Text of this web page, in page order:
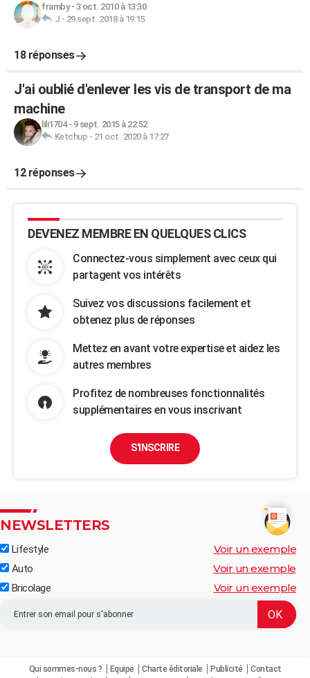
framby- 3 oct. 2010 à 13:30
J - 29 sept. 2018 à 19:15
18 réponses
J'ai oublié d'enlever les vis de transport de ma
machine
lili1704- 9 sept. 2015 à 22:52
Ketchup - 21 oct. 2020 à 17:27
12 réponses
DEVENEZ MEMBRE EN QUELQUES CLICS
Connectez-vous simplement avec ceux qui
partagent vos intérêts
Suivez vos discussions facilement et
obtenez plus de réponses
Mettez en avant votre expertise et aidez les
autres membres
Profitez de nombreuses fonctionnalités
supplémentaires en vous inscrivant
S'INSCRIRE
NEWSLETTERS
Lifestyle Voir un exemple
Auto Voir un exemple
Bricolage Voir un exemple
Qui sommes-nous ? Equipe Charte éditoriale Publicité
Contact